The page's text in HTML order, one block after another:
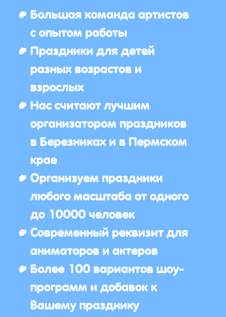
Большая команда артистов
с опытом работы
Праздники для детей
разных возрастов и
взрослых
Нас считают лучшим
организатором праздников
в Березниках и в Пермском
крае
Организуем праздники
любого масштаба от одного
до 10000 человек
Современный реквизит для
аниматоров и актеров
Более 100 вариантов шоу-
программ и добавок к
Вашему празднику